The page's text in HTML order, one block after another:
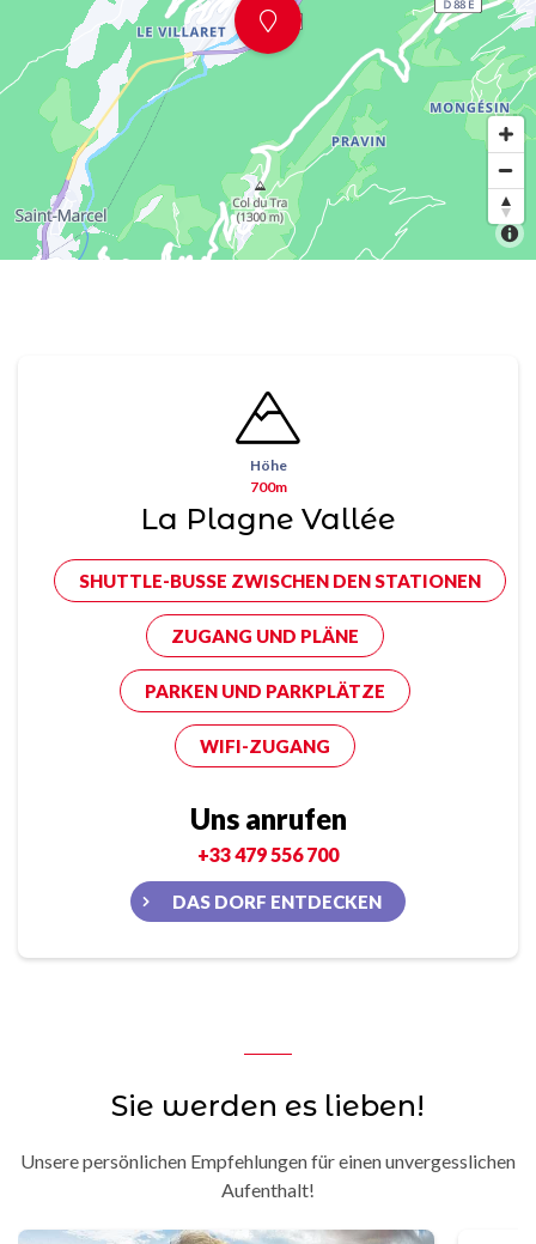
Höhe
700m
La Plagne Vallée
SHUTTLE-BUSSE ZWISCHEN DEN STATIONEN
ZUGANG UND PLÄNE
PARKEN UND PARKPLÄTZE
WIFI-ZUGANG
Uns anrufen
+33 479 556 700
DAS DORF ENTDECKEN
Sie werden es lieben!
Unsere persönlichen Empfehlungen für einen unvergesslichen
Aufenthalt!